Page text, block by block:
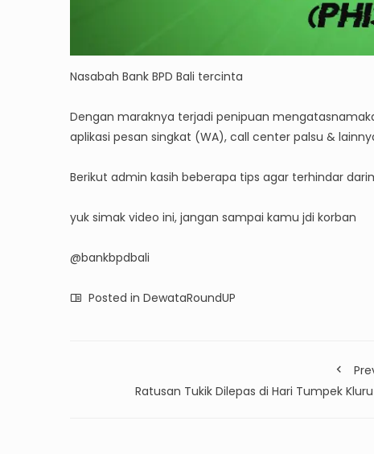
Nasabah Bank BPD Bali tercinta
Dengan maraknya terjadi penipuan
aplikasi pesan singkat (WA), call center palsu &
Berikut admin kasih beberapa tips agar terhindar
yuk simak video ini, jangan sampai kamu jdi korban
@bankbpdbali
Posted in DewataRoundUP
Ratusan Tukik Dilepas di Hari Tumpek